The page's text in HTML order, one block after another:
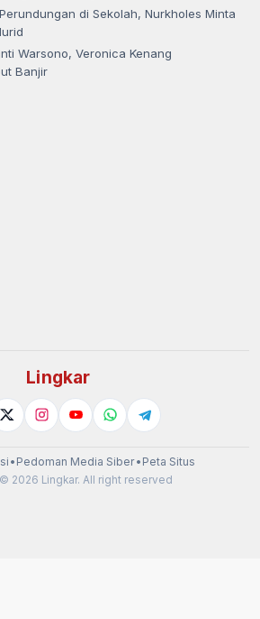
di Sekolah, Nurkholes Minta
Warsono, Veronica Kenang
Banjir
Lingkar
• Pedoman Media Siber• Peta Situs
2026 Lingkar. All right reserved